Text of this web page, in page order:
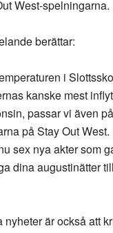
West-spelningarna.
berättar:
i
kanske mest
passar vi även
på Stay Out West.
sex nya akter som
dina augustinätter
nyheter är också att